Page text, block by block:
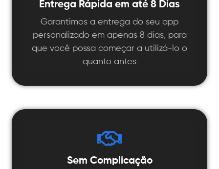
Entrega Rápida em até 8 Dias
Garantimos a entrega do seu app
personalizado em apenas 8 dias, para
que você possa começar a utilizá-lo o
quanto antes
Sem Complicação